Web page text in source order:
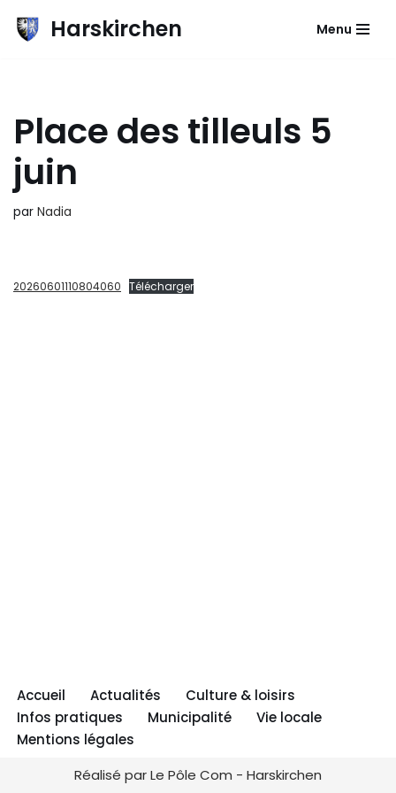
Aller
Harskirchen Menu
Place des tilleuls 5
juin
par Nadia
20260601110804060 Télécharger
Accueil Actualités
Culture & loisirs
Infos pratiques
Municipalité
Vie locale
Mentions légales
Réalisé par Le Pôle Com - Harskirchen